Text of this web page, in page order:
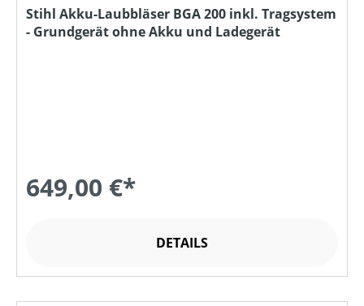
Stihl Akku-Laubbläser BGA 200 inkl. Tragsystem
- Grundgerät ohne Akku und Ladegerät
649,00 €*
DETAILS